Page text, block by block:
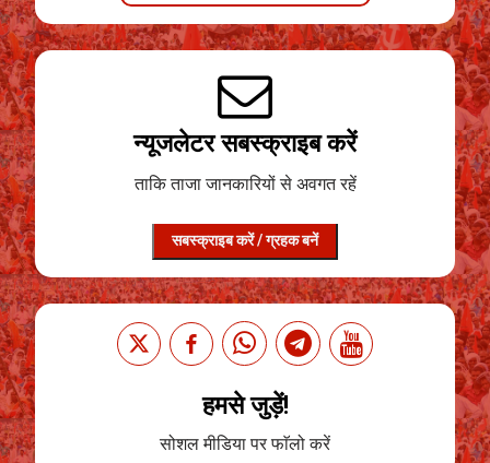
न्यूजलेटर सबस्क्राइब करें
ताकि ताजा जानकारियों से अवगत रहें
सबस्क्राइब करें / ग्रहक बनें
हमसे जुड़ें!
सोशल मीडिया पर फाॅलो करें